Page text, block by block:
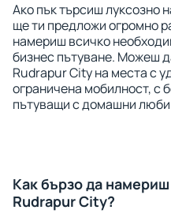
Ако пък търсиш луксозно
ще ти предложи огромно
намериш всичко
бизнес пътуване. Можеш
Rudrapur City на места с
ограничена мобилност, с
пътуващи с домашни
Как бързо да
Rudrapur City?